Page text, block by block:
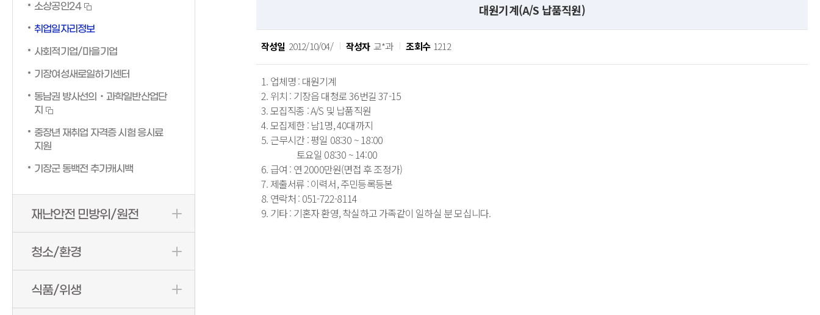
소상공인24
취업일자리정보
사회적기업/마을기업
기장여성새로일하기센터
동남권 방사선의‧과학일반산업단
지
중장년 재취업 자격증 시험 응시료
지원
기장군 동백전 추가캐시백
재난안전 민방위/원전
청소/환경
식품/위생
대원기계(A/S 납품직원)
작성일 2012/10/04/ 작성자 교*과 조회수 1212
1. 업체명 : 대원기계
2. 위치 : 기장읍 대청로 36번길 37-15
3. 모집직종 : A/S 및 납품직원
4. 모집제한 : 남1명, 40대까지
5. 근무시간 : 평일 08:30 ~ 18:00
6. 급여 : 연 2000만원(면접 후 조정가)
7. 제출서류 : 이력서, 주민등록등본
8. 연락처 : 051-722-8114